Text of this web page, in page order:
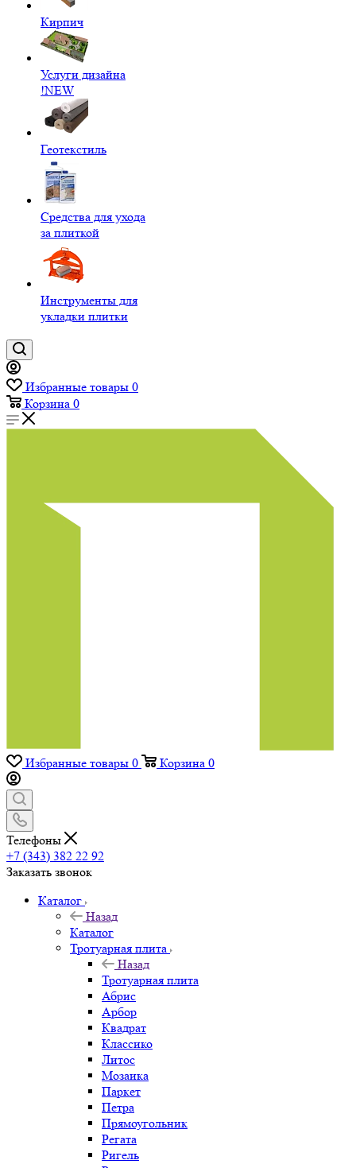
Кирпич
Услуги дизайна
!NEW
Геотекстиль
Средства для ухода
за плиткой
Инструменты для
укладки плитки
Избранные товары 0
Корзина 0
Избранные товары 0 Корзина 0
Телефоны
+7 (343) 382 22 92
Заказать звонок
Каталог
Назад
Каталог
Тротуарная плита
Назад
Тротуарная плита
Абрис
Арбор
Квадрат
Классико
Литос
Мозаика
Паркет
Петра
Прямоугольник
Регата
Ригель